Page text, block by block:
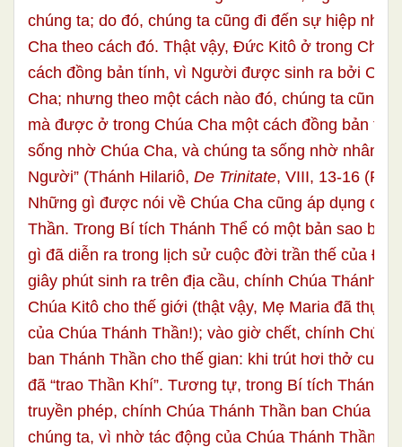
chúng ta; do đó, chúng ta cũng đi đến sự hiệp nhất
Cha theo cách đó. Thật vậy, Đức Kitô ở trong Chúa
cách đồng bản tính, vì Người được sinh ra bởi
Cha; nhưng theo một cách nào đó, chúng ta cũng
mà được ở trong Chúa Cha một cách đồng bản
sống nhờ Chúa Cha, và chúng ta sống nhờ nhân
Người” (Thánh Hilariô, De Trinitate, VIII, 13-16 (PL
Những gì được nói về Chúa Cha cũng áp dụng cho
Thần. Trong Bí tích Thánh Thể có một bản sao bí
gì đã diễn ra trong lịch sử cuộc đời trần thế của
giây phút sinh ra trên địa cầu, chính Chúa Thánh
Chúa Kitô cho thế giới (thật vậy, Mẹ Maria đã thụ
của Chúa Thánh Thần!); vào giờ chết, chính Chúa
ban Thánh Thần cho thế gian: khi trút hơi thở cuối
đã “trao Thần Khí”. Tương tự, trong Bí tích Thánh
truyền phép, chính Chúa Thánh Thần ban Chúa
chúng ta, vì nhờ tác động của Chúa Thánh Thần,